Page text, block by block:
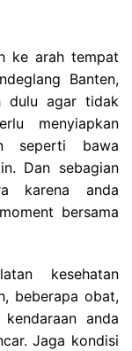
ke arah tempat
Banten,
dulu agar tidak
menyiapkan
seperti bawa
Dan sebagian
karena anda
bersama
kesehatan
beberapa obat,
anda
Jaga kondisi